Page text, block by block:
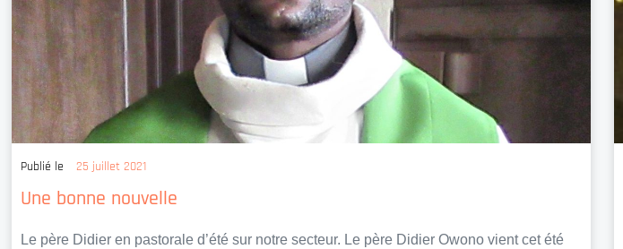
Une bonne nouvelle
Publié le 25 juillet 2021
Le père Didier en pastorale d’été sur notre secteur. Le père Didier Owono vient cet été